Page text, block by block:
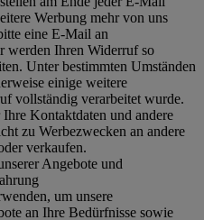
Werbung mehr von uns
eine E-Mail an
werden Ihren Widerruf so
Unter bestimmten Umständen
einige weitere
vollständig verarbeitet wurde.
Kontaktdaten und andere
zu Werbezwecken an andere
verkaufen.
Angebote und
um unsere
an Ihre Bedürfnisse sowie